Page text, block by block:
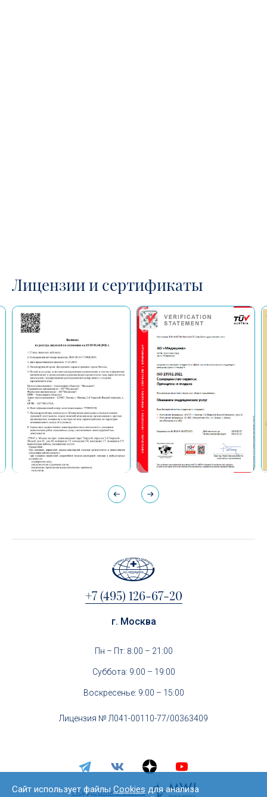
Лицензии и сертификаты
+7 (495) 126-67-20
г. Москва
Пн – Пт: 8:00 – 21:00
Суббота: 9:00 – 19:00
Воскресенье: 9:00 – 15:00
Лицензия № Л041-00110-77/00363409
Поддержка сайта
Сайт использует файлыCookies для анализа